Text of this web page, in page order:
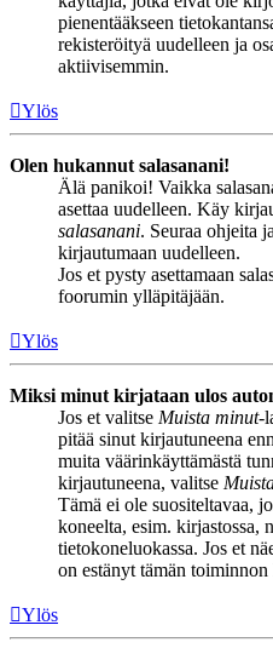
pienentääkseen
rekisteröityä uudelleen ja
aktiivisemmin.
Ylös
Olen hukannut salasanani!
Älä panikoi! Vaikka
asettaa uudelleen. Käy
salasanani. Seuraa ohjeita
kirjautumaan uudelleen.
Jos et pysty asettamaan
foorumin ylläpitäjään.
Ylös
Miksi minut kirjataan ulos
Jos et valitse Muista minut-
pitää sinut kirjautuneena
muita väärinkäyttämästä
kirjautuneena, valitse
Tämä ei ole suositeltavaa,
koneelta, esim. kirjastossa,
tietokoneluokassa. Jos et
on estänyt tämän toiminnon
Ylös